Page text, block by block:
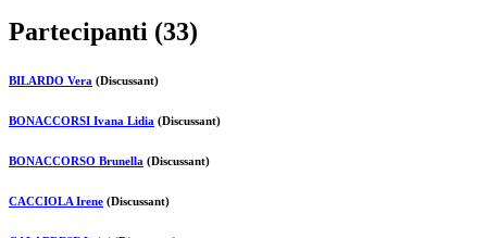
Partecipanti (33)
BILARDO Vera (Discussant)
BONACCORSI Ivana Lidia (Discussant)
BONACCORSO Brunella (Discussant)
CACCIOLA Irene (Discussant)